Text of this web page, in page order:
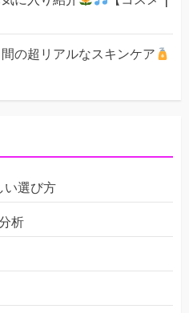
の超リアルなスキンケア
い選び方
析